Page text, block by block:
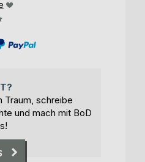
Traum, schreibe
und mach mit BoD